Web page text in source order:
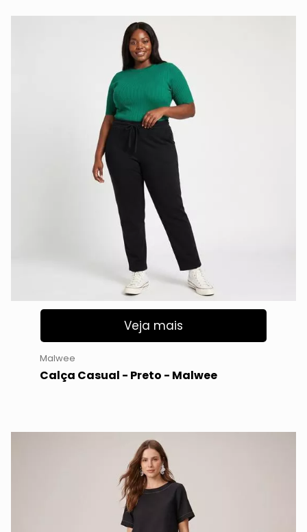
Veja mais
Malwee
Calça Casual - Preto - Malwee